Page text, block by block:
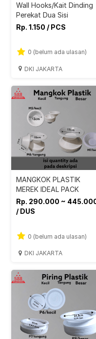
Wall Hooks/Kait Dinding
Perekat Dua Sisi
Rp. 1.150 / PCS
0 (belum ada ulasan)
DKI JAKARTA
MANGKOK PLASTIK
MEREK IDEAL PACK
Rp. 290.000 ~
/ DUS
0 (belum ada ulasan)
DKI JAKARTA